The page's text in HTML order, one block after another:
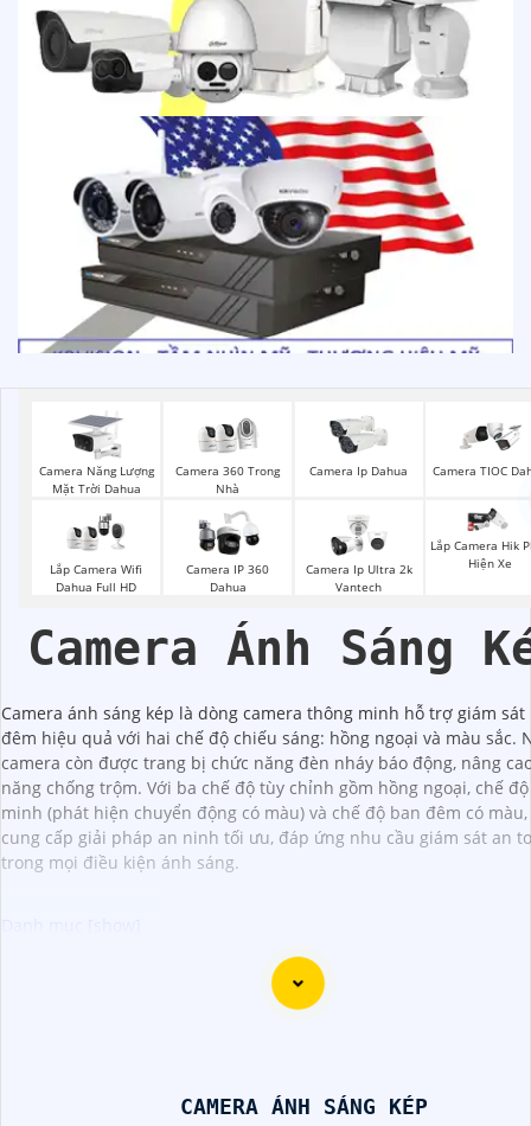
Camera Năng Lượng
Mặt Trời Dahua
Camera 360 Trong
Nhà
Camera Ip Dahua Camera TIOC
Lắp Camera Wifi
Dahua Full HD
Camera IP 360
Dahua
Camera Ip Ultra 2k
Vantech
Lắp Camera Hik
Hiện Xe
Camera Ánh Sáng
Camera ánh sáng kép là dòng camera thông minh hỗ trợ giám sát
đêm hiệu quả với hai chế độ chiếu sáng: hồng ngoại và màu sắc.
camera còn được trang bị chức năng đèn nháy báo động, nâng
năng chống trộm. Với ba chế độ tùy chỉnh gồm hồng ngoại, chế
minh (phát hiện chuyển động có màu) và chế độ ban đêm có
cung cấp giải pháp an ninh tối ưu, đáp ứng nhu cầu giám sát an
trong mọi điều kiện ánh sáng.
Camera Chống Ngược Sáng là dòng camera quan sát
thiếu nhằm ứng phó với các trường hợp khu vực giám sát
lượng giá rẻ mà An Thành Phát đã chọn lọc và đề xuất
CAMERA ÁNH SÁNG KÉP